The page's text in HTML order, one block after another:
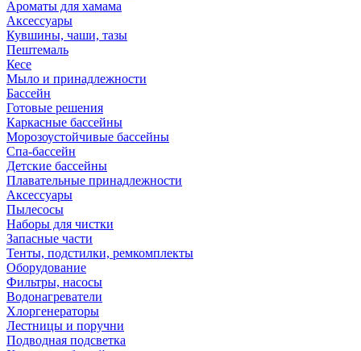
Ароматы для хамама
Аксессуары
Кувшины, чаши, тазы
Пештемаль
Кесе
Мыло и принадлежности
Бассейн
Готовые решения
Каркасные бассейны
Морозоустойчивые бассейны
Спа-бассейн
Детские бассейны
Плавательные принадлежности
Аксессуары
Пылесосы
Наборы для чистки
Запасные части
Тенты, подстилки, ремкомплекты
Оборудование
Фильтры, насосы
Водонагреватели
Хлоргенераторы
Лестницы и поручни
Подводная подсветка